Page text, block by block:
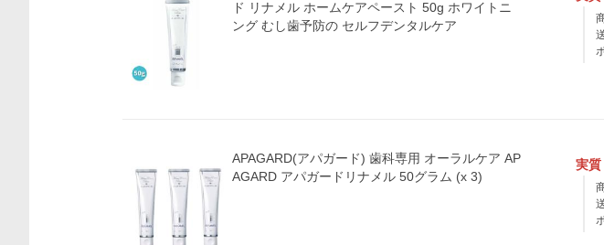
ド リナメル ホームケアペースト 50g ホワイトニ
ング むし歯予防の セルフデンタルケア
APAGARD(アパガード) 歯科専用 オーラルケア AP
AGARD アパガードリナメル 50グラム (x 3)
実質